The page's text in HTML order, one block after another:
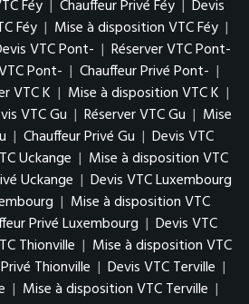
Féy | Chauffeur Privé Féy | Devis
Féy | Mise à disposition VTC Féy |
VTC Pont- | Réserver VTC Pont-
Pont- | Chauffeur Privé Pont- |
VTC K | Mise à disposition VTC K |
VTC Gu | Réserver VTC Gu | Mise
| Chauffeur Privé Gu | Devis VTC
Uckange | Mise à disposition VTC
Uckange | Devis VTC Luxembourg
| Mise à disposition VTC
Privé Luxembourg | Devis VTC
Thionville | Mise à disposition VTC
Thionville | Devis VTC Terville |
| Mise à disposition VTC Terville |